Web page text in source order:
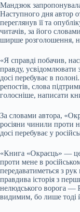
Мандзюк
Наступного дня автор
переглянув її та
читачів, за його
ширше розголошення,
«Я справді побачив,
правду, усвідомлювати
досі перебуває в
репостів, слова
голосніше, написати
За словами автора,
росіяни чинили проти
досі перебуває у
«Книга «Окраєць» — це
проти мене в
передаватиметься з
правдива історія з
нелюдського ворога —
видимим, бо лише тоді